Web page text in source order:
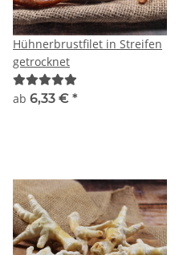
Hühnerbrustfilet in Streifen
getrocknet
ab 6,33 € *